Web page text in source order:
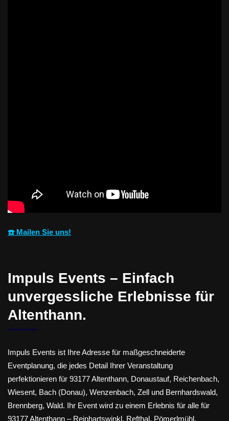
☎️ Mailen Sie uns!
Impuls Events – Einfach
unvergessliche Erlebnisse für
Altenthann.
Impuls Events ist Ihre Adresse für maßgeschneiderte
Eventplanung, die jedes Detail Ihrer Veranstaltung
perfektionieren für 93177 Altenthann, Donaustauf, Reichenbach,
Wiesent, Bach (Donau), Wenzenbach, Zell und Bernhardswald,
Brennberg, Wald. Ihr Event wird zu einem Erlebnis für alle für
93177 Altenthann – Reinhartswinkl, Refthal, Pömerlmühl,